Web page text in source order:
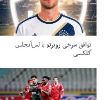
توافق سرخی روبرتو با لس‌آنجلس
گلکسی